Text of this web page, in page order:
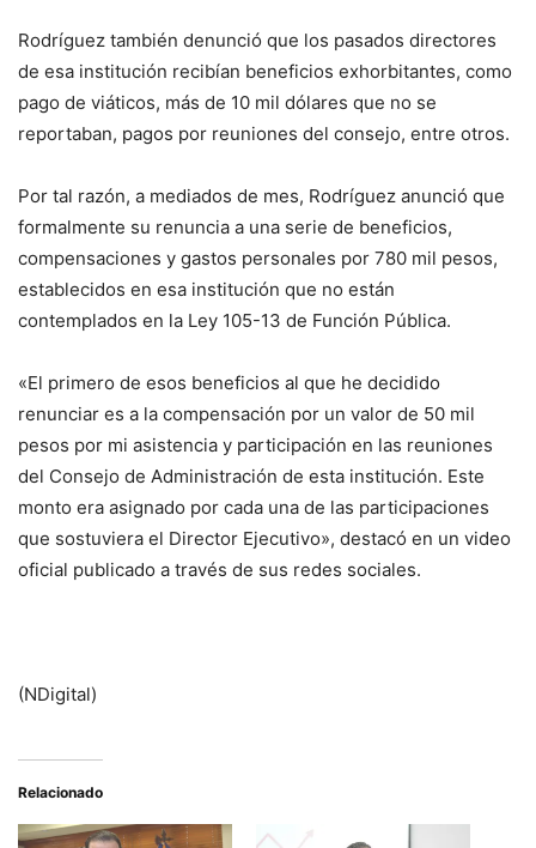
Rodríguez también denunció que los pasados directores
de esa institución recibían beneficios exhorbitantes, como
pago de viáticos, más de 10 mil dólares que no se
reportaban, pagos por reuniones del consejo, entre otros.
Por tal razón, a mediados de mes, Rodríguez anunció que
formalmente su renuncia a una serie de beneficios,
compensaciones y gastos personales por 780 mil pesos,
establecidos en esa institución que no están
contemplados en la Ley 105-13 de Función Pública.
«El primero de esos beneficios al que he decidido
renunciar es a la compensación por un valor de 50 mil
pesos por mi asistencia y participación en las reuniones
del Consejo de Administración de esta institución. Este
monto era asignado por cada una de las participaciones
que sostuviera el Director Ejecutivo», destacó en un video
oficial publicado a través de sus redes sociales.
(NDigital)
Relacionado